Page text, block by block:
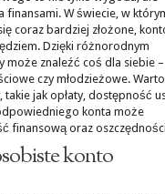
finansami. W świecie, w
coraz bardziej złożone,
Dzięki różnorodnym
może znaleźć coś dla siebie
czy młodzieżowe. Warto
jak opłaty, dostępność
konta może
finansową oraz
konto